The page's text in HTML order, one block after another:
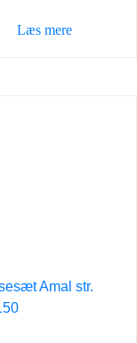
300,00 kr..
Læs mere